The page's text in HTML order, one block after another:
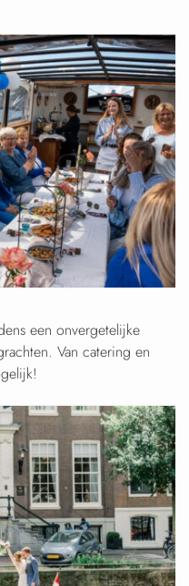
een onvergetelijke
Van catering en